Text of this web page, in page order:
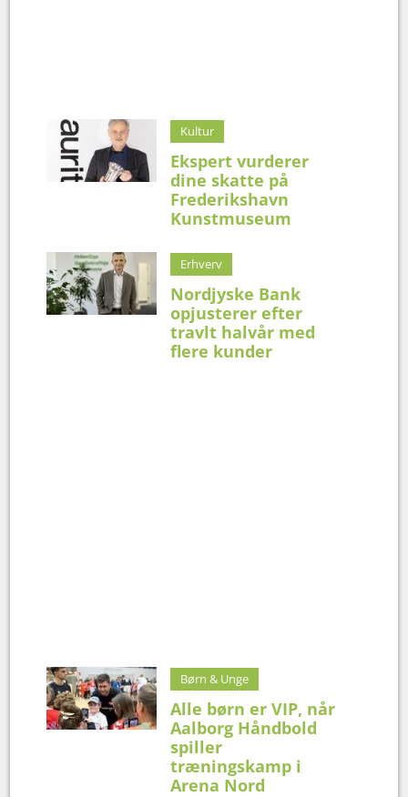
Kultur
Ekspert vurderer
dine skatte på
Frederikshavn
Kunstmuseum
Erhverv
Nordjyske Bank
opjusterer efter
travlt halvår med
flere kunder
Børn & Unge
Alle børn er VIP, når
Aalborg Håndbold
spiller
træningskamp i
Arena Nord